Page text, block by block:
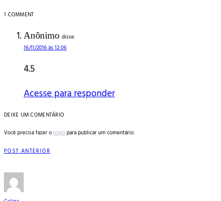
1 COMMENT
Anônimo disse:
16/11/2016 às 12:06
4.5
Acesse para responder
DEIXE UM COMENTÁRIO
Você precisa fazer ologinpara publicar um comentário.
POST ANTERIOR